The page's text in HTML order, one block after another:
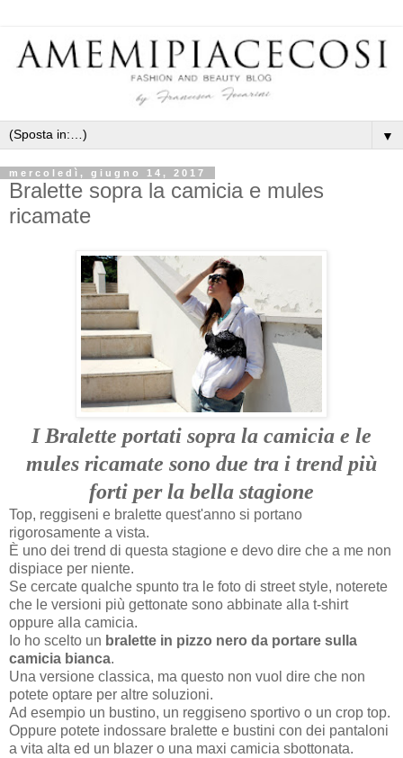
▼
mercoledì, giugno 14, 2017
Bralette sopra la camicia e mules
ricamate
I Bralette portati sopra la camicia e le
mules ricamate sono due tra i trend più
forti per la bella stagione
Top, reggiseni e bralette quest'anno si portano
rigorosamente a vista.
È uno dei trend di questa stagione e devo dire che a me non
dispiace per niente.
Se cercate qualche spunto tra le foto di street style, noterete
che le versioni più gettonate sono abbinate alla t-shirt
oppure alla camicia.
Io ho scelto un bralette in pizzo nero da portare sulla
camicia bianca.
Una versione classica, ma questo non vuol dire che non
potete optare per altre soluzioni.
Ad esempio un bustino, un reggiseno sportivo o un crop top.
Oppure potete indossare bralette e bustini con dei pantaloni
a vita alta ed un blazer o una maxi camicia sbottonata.